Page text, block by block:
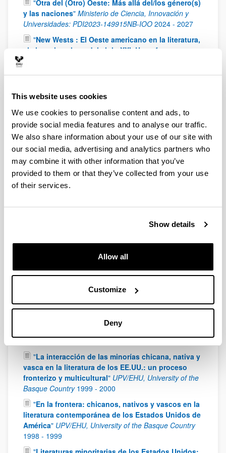
This website uses cookies
We use cookies to personalise content and ads, to
provide social media features and to analyse our traffic.
We also share information about your use of our site with
our social media, advertising and analytics partners who
may combine it with other information that you’ve
provided to them or that they’ve collected from your use
of their services.
Show details
Allow all
Customize
Deny
"Otra del (Otro) Oeste: Más allá del/los género(s)
y las naciones" Ministerio de Ciencia, Innovación y
Universidades: PDI2023-149915NB-IOO 2024 - 2027
"New Wests : El Oeste americano en la literatura,
el cine y la cultura del siglo XXI. Un enfoque
transnacional y transdisciplinar
"The New American West: Literature, Cinema and
Artistic Transfers in a Transborder and Multicultural
Fundamental Non-Specific Research Project
(Ministry of Economy and Competitiveness):FFI2014-
52738-P. 2015-2017
La literatura del oeste de los de los EE.UU. en el
siglo XXI: ¿un territorio sin fronteras?"Fundamental
Non-Specific Research Project (Ministry of Economy
and Competitiveness): FFI2011-23598.
Non-guided fundamental research project (Ministry
2011
Espacio, identidad y mito en la narrativa
contemporánea del Oeste norteamericano"
"La representación del Oeste en la narrativa
contemporánea de los Estados Unidos (1980-2000)
UPV/EHU, University of the Basque Country
2003
"La interacción de las minorías chicana, nativa y
vasca en la literatura de los EE.UU.: un proceso
fronterizo y multicultural" UPV/EHU, University of the
Basque Country 1999 - 2000
"En la frontera: chicanos, nativos y vascos en la
literatura contemporánea de los Estados Unidos de
América" UPV/EHU, University of the Basque Country
1998 - 1999